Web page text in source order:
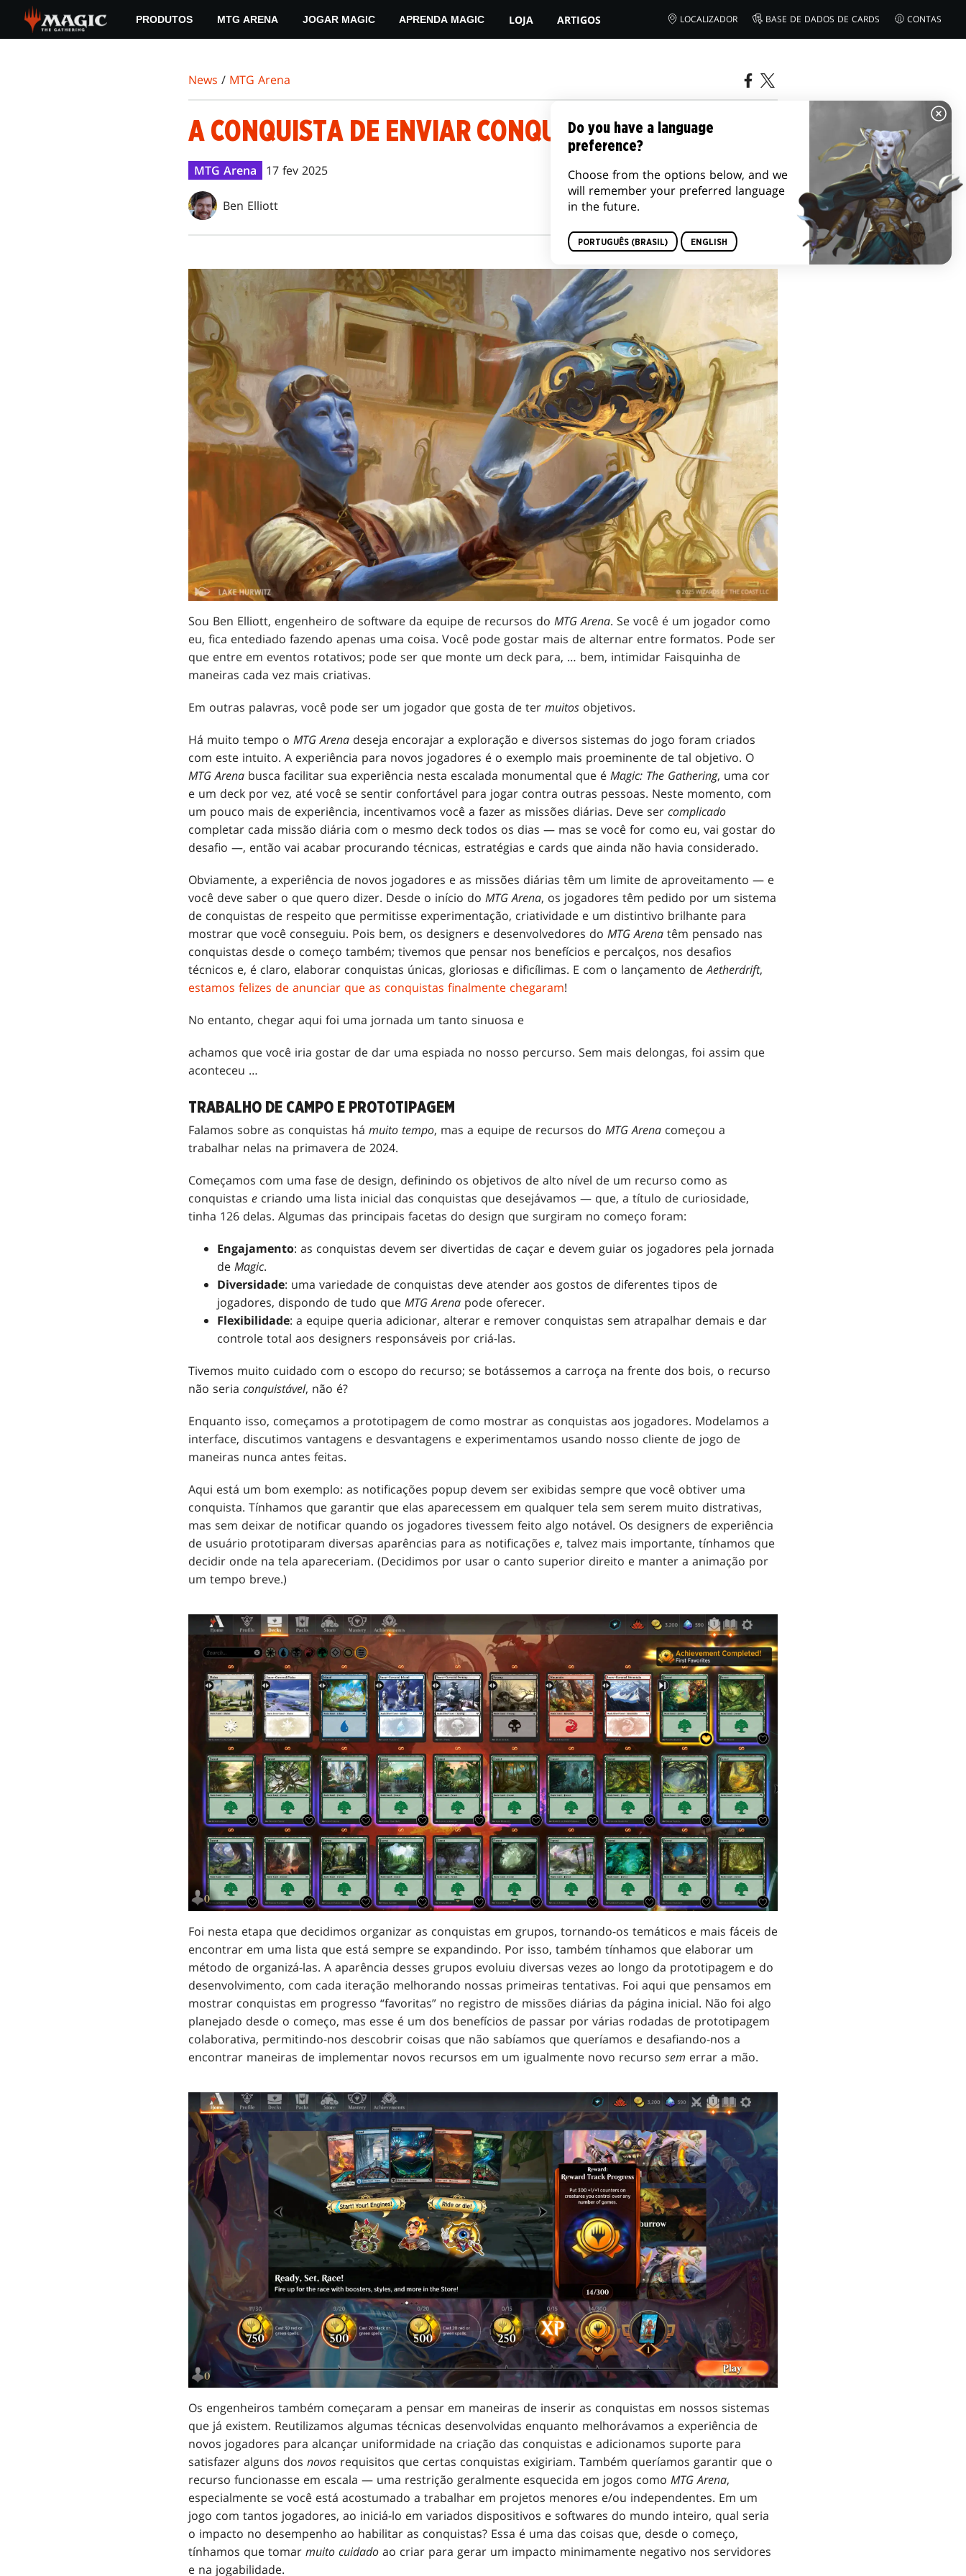
main
PRODUTOS MTG ARENA JOGAR MAGIC APRENDA MAGIC LOJA ARTIGOS LOCALIZADOR BASE DE DADOS DE CARDS CONTAS
News / MTG Arena
A CONQUISTA DE ENVIAR CONQUISTAS
MTG Arena 17 fev 2025
Ben Elliott
Sou Ben Elliott, engenheiro de software da equipe de recursos do MTG Arena. Se você é um jogador como
eu, fica entediado fazendo apenas uma coisa. Você pode gostar mais de alternar entre formatos. Pode ser
que entre em eventos rotativos; pode ser que monte um deck para, … bem, intimidar Faisquinha de
maneiras cada vez mais criativas.
Em outras palavras, você pode ser um jogador que gosta de ter muitos objetivos.
Há muito tempo o MTG Arena deseja encorajar a exploração e diversos sistemas do jogo foram criados
com este intuito. A experiência para novos jogadores é o exemplo mais proeminente de tal objetivo. O
MTG Arena busca facilitar sua experiência nesta escalada monumental que é Magic: The Gathering, uma cor
e um deck por vez, até você se sentir confortável para jogar contra outras pessoas. Neste momento, com
um pouco mais de experiência, incentivamos você a fazer as missões diárias. Deve ser complicado
completar cada missão diária com o mesmo deck todos os dias — mas se você for como eu, vai gostar do
desafio —, então vai acabar procurando técnicas, estratégias e cards que ainda não havia considerado.
Obviamente, a experiência de novos jogadores e as missões diárias têm um limite de aproveitamento — e
você deve saber o que quero dizer. Desde o início do MTG Arena, os jogadores têm pedido por um sistema
de conquistas de respeito que permitisse experimentação, criatividade e um distintivo brilhante para
mostrar que você conseguiu. Pois bem, os designers e desenvolvedores do MTG Arena têm pensado nas
conquistas desde o começo também; tivemos que pensar nos benefícios e percalços, nos desafios
técnicos e, é claro, elaborar conquistas únicas, gloriosas e dificílimas. E com o lançamento deAetherdrift,
estamos felizes de anunciar que as conquistas finalmente chegaram!
No entanto, chegar aqui foi uma jornada um tanto sinuosa e
achamos que você iria gostar de dar uma espiada no nosso percurso. Sem mais delongas, foi assim que
aconteceu …
TRABALHO DE CAMPO E PROTOTIPAGEM
Falamos sobre as conquistas há muito tempo, mas a equipe de recursos do MTG Arena começou a
trabalhar nelas na primavera de 2024.
Começamos com uma fase de design, definindo os objetivos de alto nível de um recurso como as
conquistas e criando uma lista inicial das conquistas que desejávamos — que, a título de curiosidade,
tinha 126 delas. Algumas das principais facetas do design que surgiram no começo foram:
Engajamento: as conquistas devem ser divertidas de caçar e devem guiar os jogadores pela jornada
de Magic.
Diversidade: uma variedade de conquistas deve atender aos gostos de diferentes tipos de
jogadores, dispondo de tudo que MTG Arena pode oferecer.
Flexibilidade: a equipe queria adicionar, alterar e remover conquistas sem atrapalhar demais e dar
controle total aos designers responsáveis por criá-las.
Tivemos muito cuidado com o escopo do recurso; se botássemos a carroça na frente dos bois, o recurso
não seria conquistável, não é?
Enquanto isso, começamos a prototipagem de como mostrar as conquistas aos jogadores. Modelamos a
interface, discutimos vantagens e desvantagens e experimentamos usando nosso cliente de jogo de
maneiras nunca antes feitas.
Aqui está um bom exemplo: as notificações popup devem ser exibidas sempre que você obtiver uma
conquista. Tínhamos que garantir que elas aparecessem em qualquer tela sem serem muito distrativas,
mas sem deixar de notificar quando os jogadores tivessem feito algo notável. Os designers de experiência
de usuário prototiparam diversas aparências para as notificações e, talvez mais importante, tínhamos que
decidir onde na tela apareceriam. (Decidimos por usar o canto superior direito e manter a animação por
um tempo breve.)
Foi nesta etapa que decidimos organizar as conquistas em grupos, tornando-os temáticos e mais fáceis de
encontrar em uma lista que está sempre se expandindo. Por isso, também tínhamos que elaborar um
método de organizá-las. A aparência desses grupos evoluiu diversas vezes ao longo da prototipagem e do
desenvolvimento, com cada iteração melhorando nossas primeiras tentativas. Foi aqui que pensamos em
mostrar conquistas em progresso “favoritas” no registro de missões diárias da página inicial. Não foi algo
planejado desde o começo, mas esse é um dos benefícios de passar por várias rodadas de prototipagem
colaborativa, permitindo-nos descobrir coisas que não sabíamos que queríamos e desafiando-nos a
encontrar maneiras de implementar novos recursos em um igualmente novo recurso sem errar a mão.
Os engenheiros também começaram a pensar em maneiras de inserir as conquistas em nossos sistemas
que já existem. Reutilizamos algumas técnicas desenvolvidas enquanto melhorávamos a experiência de
novos jogadores para alcançar uniformidade na criação das conquistas e adicionamos suporte para
satisfazer alguns dos novos requisitos que certas conquistas exigiriam. Também queríamos garantir que o
recurso funcionasse em escala — uma restrição geralmente esquecida em jogos como MTG Arena,
especialmente se você está acostumado a trabalhar em projetos menores e/ou independentes. Em um
jogo com tantos jogadores, ao iniciá-lo em variados dispositivos e softwares do mundo inteiro, qual seria
o impacto no desempenho ao habilitar as conquistas? Essa é uma das coisas que, desde o começo,
tínhamos que tomar muito cuidado ao criar para gerar um impacto minimamente negativo nos servidores
e na jogabilidade.
Do you have a language
preference?
Choose from the options below, and we
will remember your preferred language
in the future.
PORTUGUÊS (BRASIL) ENGLISH